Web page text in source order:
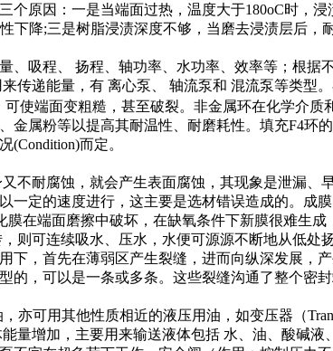
因：一是当端面过热，温度大于180oC时，
降;三是树脂浸渍深度不够，当磨去浸渍层后，
、吸程、 扬程、轴功率、水功率、效率等；根据
传递能量，有 离心泵、 轴流泵和 混流泵等类型
使端面变粗糙，甚至破裂。非金属环在化学介质
粉等以提高其耐温性、耐磨耗性。填充F4环的
而定。
耐腐蚀，就会产生表面腐蚀，其现象是泄漏、
一定的速度进行，这主要是选材错误造成的。成
在端面磨擦中破坏，在缺氧条件下新膜很难生成
则可连续吸水、压水，水便可源源不断地从低
下，首先在薄弱区产生裂缝，进而向纵深发展，
，可以是一条或多条。这些裂缝沟通了整个密
可用其他性质相近的液压用油，如变压器（
量增加，主要用来输送液体包括 水、油、酸碱